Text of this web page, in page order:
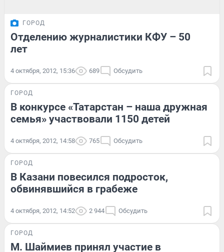
ГОРОД
Отделению журналистики КФУ – 50
лет
4 октября, 2012, 15:36 689 Обсудить
ГОРОД
В конкурсе «Татарстан – наша дружная
семья» участвовали 1150 детей
4 октября, 2012, 14:58 765 Обсудить
ГОРОД
В Казани повесился подросток,
обвинявшийся в грабеже
4 октября, 2012, 14:52 2 944 Обсудить
ГОРОД
М. Шаймиев принял участие в